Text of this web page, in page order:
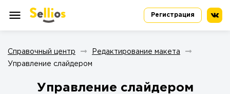
Регистрация
Справочный центр
Редактирование макета
Управление слайдером
Управление слайдером